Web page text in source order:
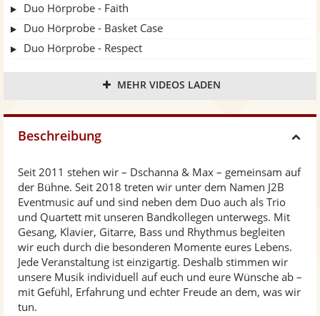
Duo Hörprobe - Faith
Duo Hörprobe - Basket Case
Duo Hörprobe - Respect
Quartett Hörprobe - Beggin'
Quartett Hörprobe - Upside Down
Quartett Hörprobe - Free Fallin'
Quartett Hörprobe - Bring me some water
Quartett Hörprobe - Teenage Dirtbag
Quartett Live-Mitschnitt - September 2024
Quartett Live-Mitschnitt - Oktober 2022
Quartett Live-Mitschnitt - Juni 2022
Quartett Live - Ain't Nobody 2021
Duo Hörprobe - I will survive
Duo Hörprobe - Jailhouse Rock
MEHR VIDEOS LADEN
Beschreibung
Seit 2011 stehen wir – Dschanna & Max – gemeinsam auf
der Bühne. Seit 2018 treten wir unter dem Namen J2B
Eventmusic auf und sind neben dem Duo auch als Trio
und Quartett mit unseren Bandkollegen unterwegs. Mit
Gesang, Klavier, Gitarre, Bass und Rhythmus begleiten
wir euch durch die besonderen Momente eures Lebens.
Jede Veranstaltung ist einzigartig. Deshalb stimmen wir
unsere Musik individuell auf euch und eure Wünsche ab –
mit Gefühl, Erfahrung und echter Freude an dem, was wir
tun.